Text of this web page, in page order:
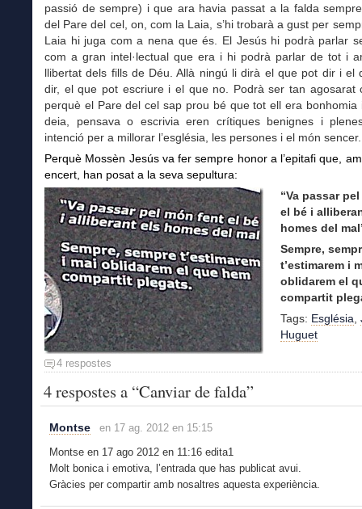
passió de sempre) i que ara havia passat a la falda
del Pare del cel, on, com la Laia, s’hi trobarà a gust per
Laia hi juga com a nena que és. El Jesús hi podrà parlar
com a gran intel·lectual que era i hi podrà parlar de tot i
llibertat dels fills de Déu. Allà ningú li dirà el que pot dir i el
dir, el que pot escriure i el que no. Podrà ser tan agosarat
perquè el Pare del cel sap prou bé que tot ell era bonhomia
deia, pensava o escrivia eren crítiques benignes i
intenció per a millorar l’església, les persones i el món sencer.
Perquè Mossèn Jesús va fer sempre honor a l’epitafi que,
encert, han posat a la seva sepultura:
“Va passar
el bé i
homes del
Sempre,
t’estimarem i
oblidarem el
compartit
Tags: Església
Huguet
4 respostes
4 respostes a “Canviar de falda”
Montse
en 17 ag. 2012 en 15:15
Montse en 17 ago 2012 en 11:16 edita1
Molt bonica i emotiva, l’entrada que has publicat avui.
Gràcies per compartir amb nosaltres aquesta experiència.